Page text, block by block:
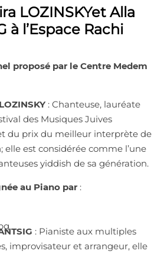
LOZINSKYet Alla
à l’Espace Rachi
proposé par le Centre Medem
: Chanteuse, lauréate
des Musiques Juives
du prix du meilleur interprète de
elle est considérée comme l’une
yiddish de sa génération.
au Piano par :
: Pianiste aux multiples
improvisateur et arrangeur, elle